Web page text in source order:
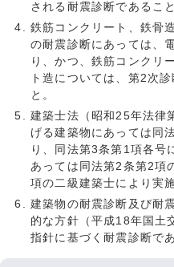
される耐震診断であること
鉄筋コンクリート、鉄骨
の耐震診断にあっては、
り、かつ、鉄筋コンクリ
ト造については、第2次
と。
建築士法（昭和25年法律
げる建築物にあっては同
り、同法第3条第1項各号
あっては同法第2条第2項
項の二級建築士により実
建築物の耐震診断及び耐
的な方針（平成18年国土
指針に基づく耐震診断で